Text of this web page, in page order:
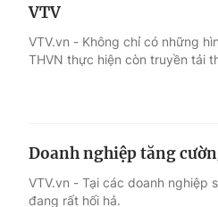
VTV
VTV.vn - Không chỉ có những
THVN thực hiện còn truyền tải
Doanh nghiệp tăng
VTV.vn - Tại các doanh nghiệp
đang rất hối hả.